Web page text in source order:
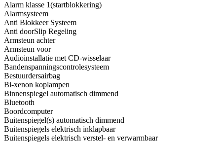
Alarm klasse 1(startblokkering)
Alarmsysteem
Anti Blokkeer Systeem
Anti doorSlip Regeling
Armsteun achter
Armsteun voor
Audioinstallatie met CD-wisselaar
Bandenspanningscontrolesysteem
Bestuurdersairbag
Bi-xenon koplampen
Binnenspiegel automatisch dimmend
Bluetooth
Boordcomputer
Buitenspiegel(s) automatisch dimmend
Buitenspiegels elektrisch inklapbaar
Buitenspiegels elektrisch verstel- en verwarmbaar